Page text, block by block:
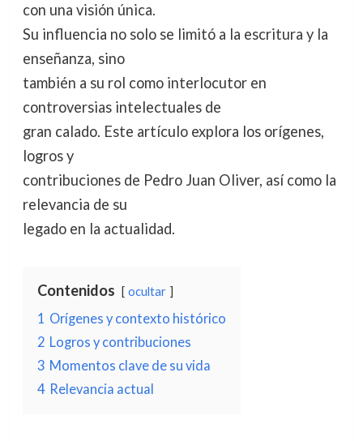
con una visión única.
Su influencia no solo se limitó a la escritura y la
enseñanza, sino
también a su rol como interlocutor en
controversias intelectuales de
gran calado. Este artículo explora los orígenes,
logros y
contribuciones de Pedro Juan Oliver, así como la
relevancia de su
legado en la actualidad.
Contenidos ocultar
1 Orígenes y contexto histórico
2 Logros y contribuciones
3 Momentos clave de su vida
4 Relevancia actual